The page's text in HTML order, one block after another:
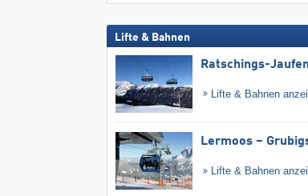
Lifte & Bahnen
Ratschings-
Lifte & Bahnen
Lermoos –
Lifte & Bahnen